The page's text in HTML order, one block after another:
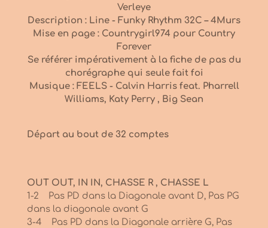
Verleye
Description : Line - Funky Rhythm 32C – 4Murs
Mise en page : Countrygirl974 pour Country
Forever
Se référer impérativement à la fiche de pas du
chorégraphe qui seule fait foi
Musique : FEELS - Calvin Harris feat. Pharrell
Williams, Katy Perry , Big Sean
Départ au bout de 32 comptes
OUT OUT, IN IN, CHASSE R , CHASSE L
1-2 Pas PD dans la Diagonale avant D, Pas PG
dans la diagonale avant G
3-4 Pas PD dans la Diagonale arrière G, Pas